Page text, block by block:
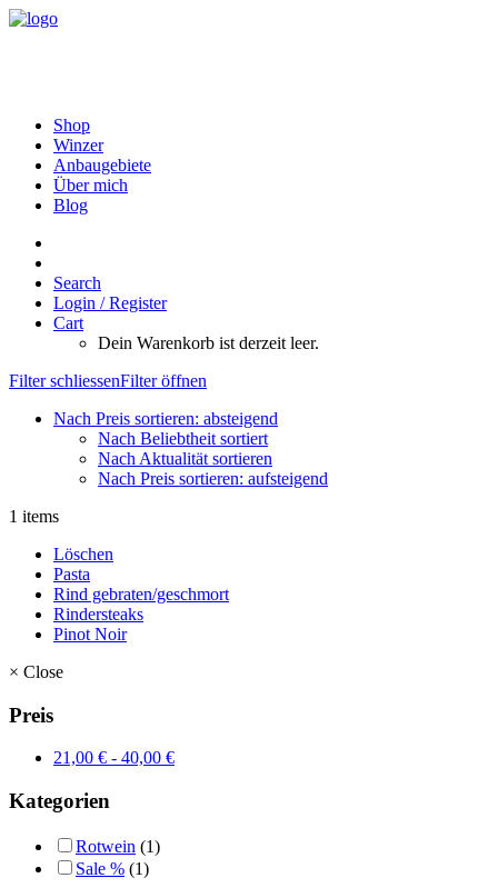
Shop
Winzer
Anbaugebiete
Über mich
Blog
Search
Login / Register
Cart
Dein Warenkorb ist derzeit leer.
Filter schliessenFilter öffnen
Nach Preis sortieren: absteigend
Nach Beliebtheit sortiert
Nach Aktualität sortieren
Nach Preis sortieren: aufsteigend
1 items
Löschen
Pasta
Rind gebraten/geschmort
Rindersteaks
Pinot Noir
× Close
Preis
21,00 € - 40,00 €
Kategorien
Rotwein (1)
Sale % (1)